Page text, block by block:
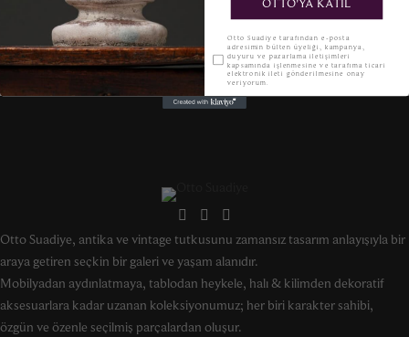
Otto Suadiye, antika ve vintage tutkusunu zamansız tasarım anlayışıyla bir
araya getiren seçkin bir galeri ve yaşam alanıdır.
Mobilyadan aydınlatmaya, tablodan heykele, halı & kilimden dekoratif
aksesuarlara kadar uzanan koleksiyonumuz; her biri karakter sahibi,
özgün ve özenle seçilmiş parçalardan oluşur.
KVKKOtto Suadiye tarafından e-posta
adresimin bülten üyeliği, kampanya,
duyuru ve pazarlama iletişimleri
kapsamında işlenmesine ve tarafıma ticari
elektronik ileti gönderilmesine onay
veriyorum.